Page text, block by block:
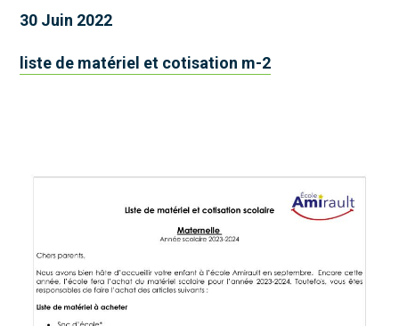
30 Juin 2022
liste de matériel et cotisation m-2